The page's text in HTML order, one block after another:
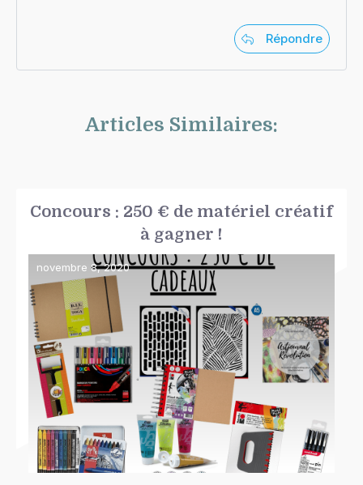
Répondre
Articles Similaires:
Concours : 250 € de matériel créatif
à gagner !
novembre 8, 2020